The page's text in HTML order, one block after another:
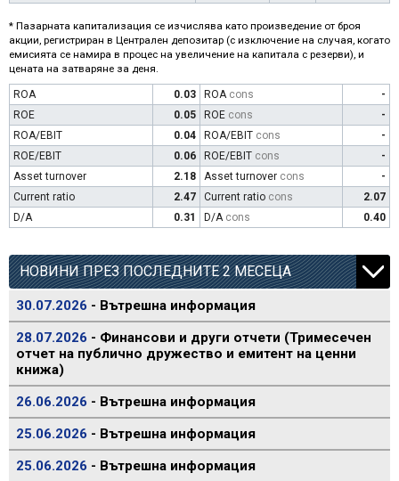
* Пазарната капитализация се изчислява като произведение от броя
акции, регистриран в Централен депозитар (с изключение на случая, когато
емисията се намира в процес на увеличение на капитала с резерви), и
цената на затваряне за деня.
ROA 0.03 ROA cons
-
ROE
0.05 ROE cons
-
ROA/EBIT
0.04 ROA/EBIT cons
-
ROE/EBIT
0.06 ROE/EBIT cons
-
Asset turnover
2.18 Asset turnover cons
-
Current ratio
2.47 Current ratio cons
2.07
D/A
0.31 D/A cons 0.40
НОВИНИ ПРЕЗ ПОСЛЕДНИТЕ 2 МЕСЕЦА
30.07.2026 - Вътрешна информация
28.07.2026 - Финансови и други отчети (Тримесечен
отчет на публично дружество и емитент на ценни
книжа)
26.06.2026 - Вътрешна информация
25.06.2026 - Вътрешна информация
25.06.2026 - Вътрешна информация